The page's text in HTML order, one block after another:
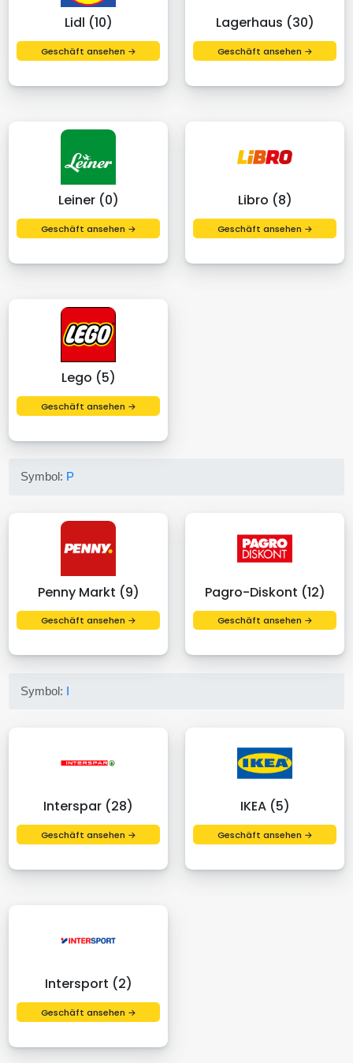
Lidl (10)
Geschäft ansehen →
Lagerhaus (30)
Geschäft ansehen →
Leiner (0)
Geschäft ansehen →
Libro (8)
Geschäft ansehen →
Lego (5)
Geschäft ansehen →
Symbol: P
Penny Markt (9)
Geschäft ansehen →
Pagro-Diskont (12)
Geschäft ansehen →
Symbol: I
Interspar (28)
Geschäft ansehen →
IKEA (5)
Geschäft ansehen →
Intersport (2)
Geschäft ansehen →